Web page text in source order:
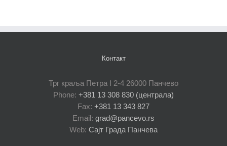
Контакт
Трг краља Петра I 2-4 26000 Панчево
Phone: +381 13 308 830 (централа)
Fax: +381 13 343 827
Email: grad@pancevo.rs
Web: Сајт Града Панчева